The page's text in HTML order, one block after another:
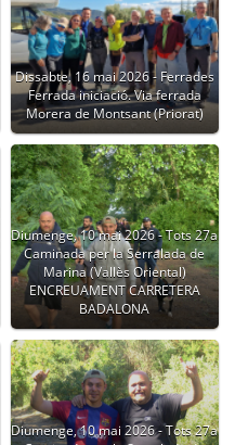
Dissabte, 16 mai 2026 - Ferrades
Ferrada iniciació. Via ferrada
Morera de Montsant (Priorat)
Diumenge, 10 mai 2026 - Tots 27a
Caminada per la Serralada de
Marina (Vallès Oriental)
ENCREUAMENT CARRETERA
BADALONA
Diumenge, 10 mai 2026 - Tots 27a